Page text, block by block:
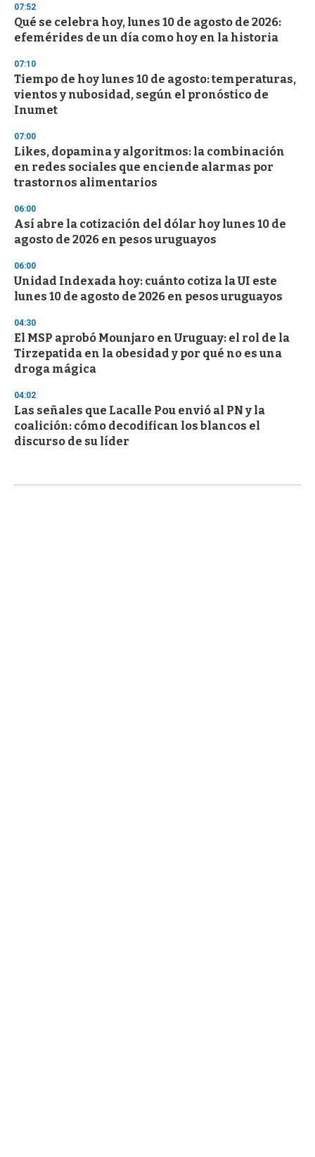
s
e
c
o
d
s
07:52
Qué se celebra hoy, lunes 10 de agosto de 2026:
efemérides de un día como hoy en la historia
07:10
Tiempo de hoy lunes 10 de agosto: temperaturas,
vientos y nubosidad, según el pronóstico de
Inumet
07:00
Likes, dopamina y algoritmos: la combinación
en redes sociales que enciende alarmas por
trastornos alimentarios
06:00
Así abre la cotización del dólar hoy lunes 10 de
agosto de 2026 en pesos uruguayos
06:00
Unidad Indexada hoy: cuánto cotiza la UI este
lunes 10 de agosto de 2026 en pesos uruguayos
04:30
El MSP aprobó Mounjaro en Uruguay: el rol de la
Tirzepatida en la obesidad y por qué no es una
droga mágica
04:02
Las señales que Lacalle Pou envió al PN y la
coalición: cómo decodifican los blancos el
discurso de su líder